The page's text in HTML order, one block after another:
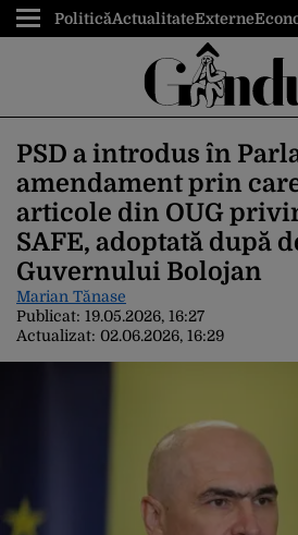
PoliticăActualitateExterne
PSD a introdus în
amendament prin care
articole din OUG
SAFE, adoptată după
Guvernului Bolojan
Marian Tănase
Publicat: 19.05.2026, 16:27
Actualizat: 02.06.2026, 16:29